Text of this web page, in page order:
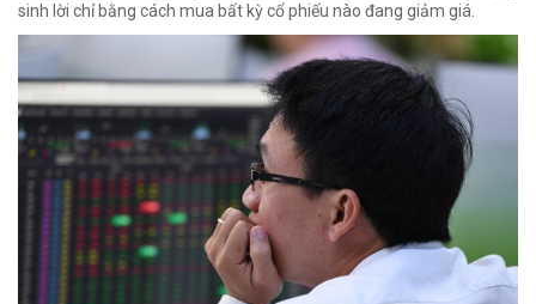
sinh lời chỉ bằng cách mua bất kỳ cổ phiếu nào đang giảm giá.